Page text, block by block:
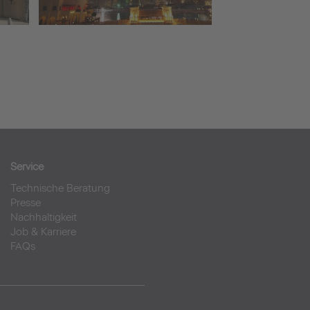
Service
Technische Beratung
Presse
Nachhaltigkeit
Job & Karriere
FAQs